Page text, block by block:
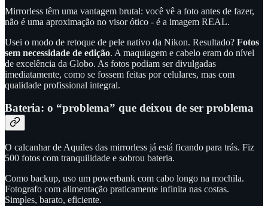
Mirrorless têm uma vantagem brutal: você vê a foto antes de fazer,
não é uma aproximação no visor ótico - é a imagem REAL.
Usei o modo de retoque de pele nativo da Nikon. Resultado? Fotos
sem necessidade de edição. A maquiagem e cabelo eram do nível
de excelência da Globo. As fotos podiam ser divulgadas
imediatamente, como se fossem feitas por celulares, mas com
qualidade profissional integral.
Bateria: o “problema” que deixou de ser problema
O calcanhar de Aquiles das mirrorless já está ficando para trás. Fiz
500 fotos com tranquilidade e sobrou bateria.
Como backup, uso um powerbank com cabo longo na mochila.
Fotografo com alimentação praticamente infinita nas costas.
Simples, barato, eficiente.